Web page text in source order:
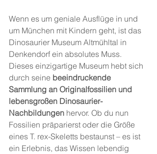
Wenn es um geniale Ausflüge in und
um München mit Kindern geht, ist das
Dinosaurier Museum Altmühltal in
Denkendorf ein absolutes Muss.
Dieses einzigartige Museum hebt sich
durch seine beeindruckende
Sammlung an Originalfossilien und
lebensgroßen Dinosaurier-
Nachbildungen hervor. Ob du nun
Fossilien präparierst oder die Größe
eines T. rex-Skeletts bestaunst – es ist
ein Erlebnis, das Wissen lebendig